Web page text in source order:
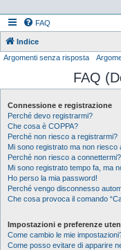
FAQ
Indice
Argomenti senza risposta
FAQ
Connessione e registrazione
Perché devo registrarmi?
Che cosa è COPPA?
Perché non riesco a registrarmi?
Mi sono registrato ma non riesco
Perché non riesco a connettermi?
Mi sono registrato tempo fa, ma
Ho perso la mia password!
Perché vengo disconnesso
Che cosa provoca il comando
Impostazioni e preferenze
Come cambio le mie
Come posso evitare di apparire